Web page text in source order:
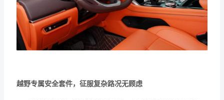
越野专属安全套件，征服复杂路况无顾虑